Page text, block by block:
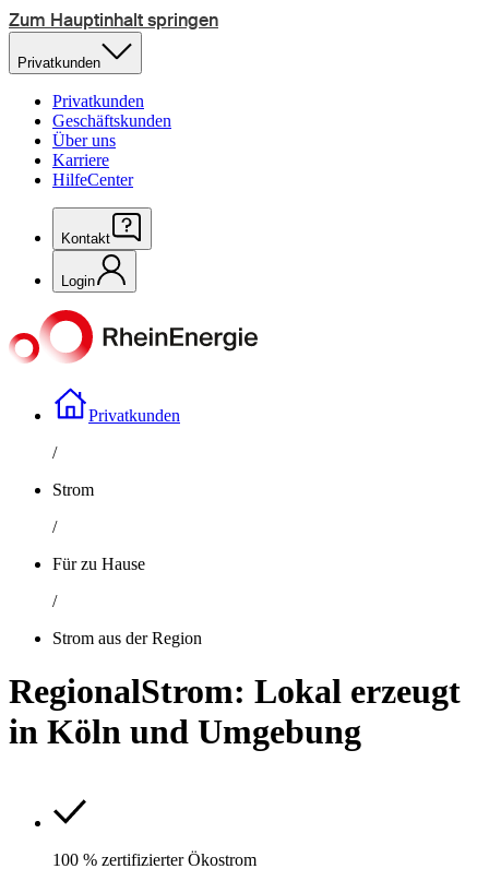
Zum Hauptinhalt springen
Privatkunden
Privatkunden
Geschäftskunden
Über uns
Karriere
HilfeCenter
Kontakt
Login
Privatkunden
/
Strom
/
Für zu Hause
/
Strom aus der Region
RegionalStrom: Lokal erzeugt
in Köln und Umgebung
100 % zertifizierter Ökostrom